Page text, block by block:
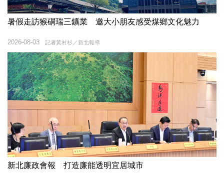
暑假走訪猴硐瑞三鑛業 邀大小朋友感受煤鄉文化魅力
記者黃村杉／新北報導
2026-08-03
新北廉政會報 打造廉能透明宜居城市